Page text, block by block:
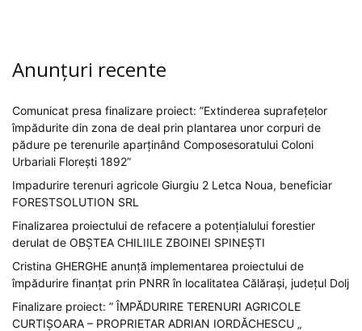
Anunțuri recente
Comunicat presa finalizare proiect: ”Extinderea suprafețelor
împădurite din zona de deal prin plantarea unor corpuri de
pădure pe terenurile aparținând Composesoratului Coloni
Urbariali Florești 1892”
Impadurire terenuri agricole Giurgiu 2 Letca Noua, beneficiar
FORESTSOLUTION SRL
Finalizarea proiectului de refacere a potențialului forestier
derulat de OBȘTEA CHILIILE ZBOINEI SPINEȘTI
Cristina GHERGHE anunță implementarea proiectului de
împădurire finanțat prin PNRR în localitatea Călărași, județul Dolj
Finalizare proiect: ” ÎMPĂDURIRE TERENURI AGRICOLE
CURTIȘOARA – PROPRIETAR ADRIAN IORDĂCHESCU „